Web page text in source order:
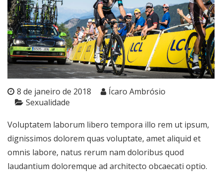
8 de janeiro de 2018
Ícaro Ambrósio
Sexualidade
Voluptatem laborum libero tempora illo rem ut ipsum,
dignissimos dolorem quas voluptate, amet aliquid et
omnis labore, natus rerum nam doloribus quod
laudantium doloremque ad architecto obcaecati optio.